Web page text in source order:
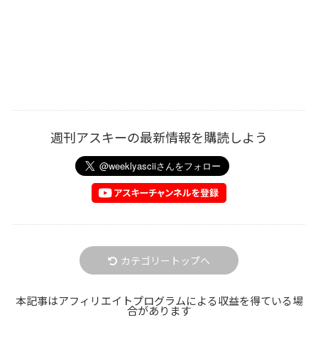
週刊アスキーの最新情報を購読しよう
カテゴリートップへ
本記事はアフィリエイトプログラムによる収益を得ている場
合があります